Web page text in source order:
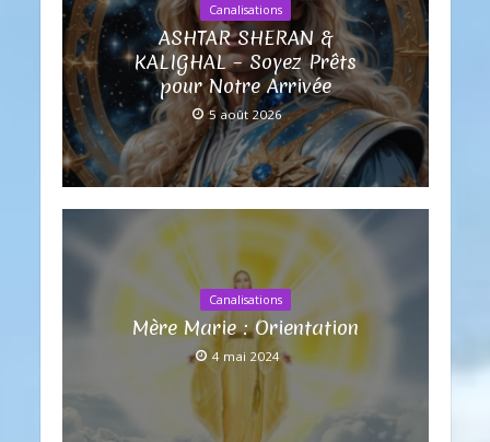
Canalisations
ASHTAR SHERAN &
KALIGHAL – Soyez Prêts
pour Notre Arrivée
5 août 2026
Canalisations
Mère Marie : Orientation
4 mai 2024